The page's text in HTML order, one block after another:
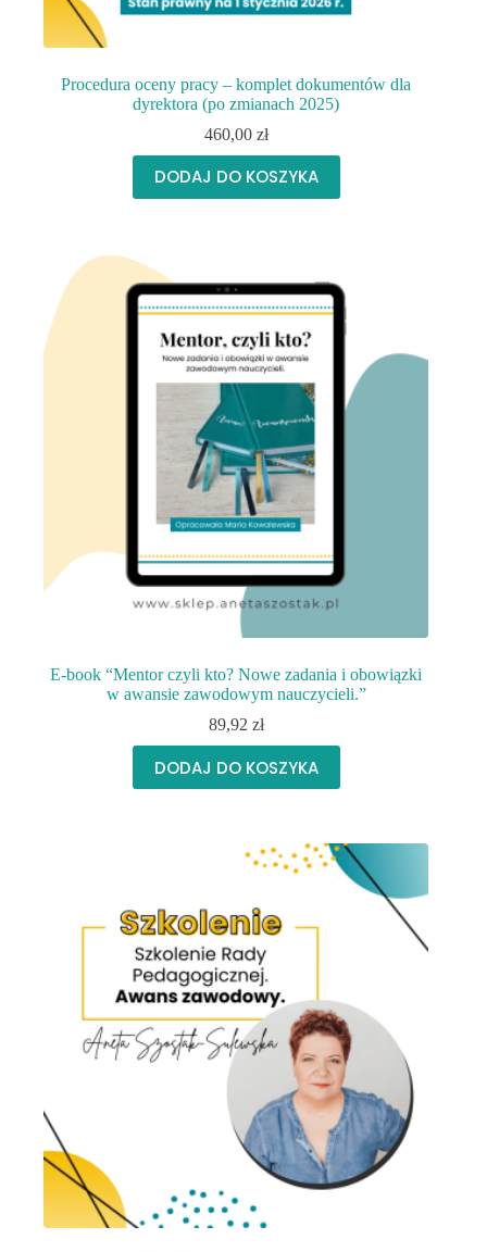
Procedura oceny pracy – komplet dokumentów dla
dyrektora (po zmianach 2025)
460,00 zł
DODAJ DO KOSZYKA
E-book “Mentor czyli kto? Nowe zadania i obowiązki
w awansie zawodowym nauczycieli.”
89,92 zł
DODAJ DO KOSZYKA